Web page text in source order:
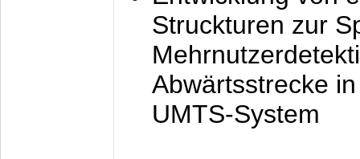
Struckturen zur
Abwärtsstrecke
UMTS-System